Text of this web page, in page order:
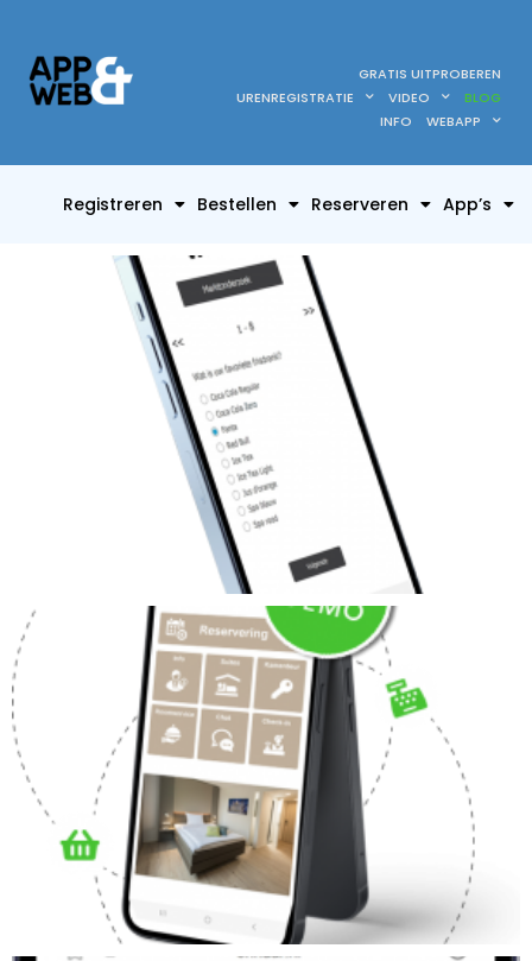
GRATIS UITPROBEREN
URENREGISTRATIE
VIDEO
BLOG
INFO
WEBAPP
Registreren Bestellen Reserveren App’s